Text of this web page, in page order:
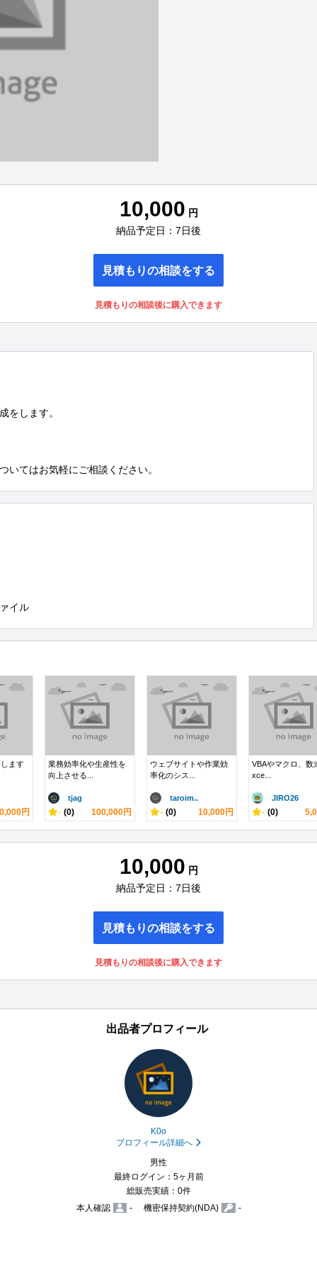
10,000 円
納品予定日：7日後
見積もりの相談をする
見積もりの相談後に購入できます
をします。
いてはお気軽にご相談ください。
イル
ます
円
業務効率化や生産性を
向上させる...
tjag
- (0) 100,000円
ウェブサイトや作業効
率化のシス...
taroim..
- (0) 10,000円
VBAやマクロ、数
xce...
JIRO26
- (0)
10,000 円
納品予定日：7日後
見積もりの相談をする
見積もりの相談後に購入できます
出品者プロフィール
K0o
プロフィール詳細へ
男性
最終ログイン：5ヶ月前
総販売実績：0件
本人確認
- 機密保持契約(NDA) -